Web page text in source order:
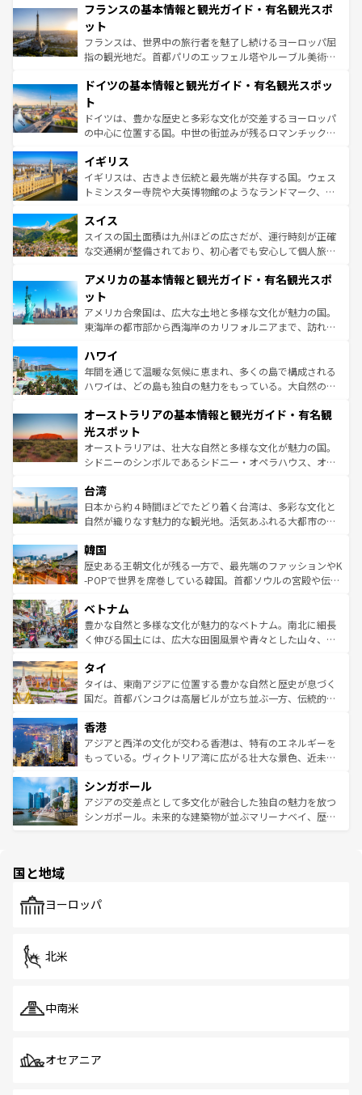
ませてくれるイタリアで、忘れられない旅をしてみよう！
なお、新着のイタリア情報は
しい。
文化が根付くこの国では、情熱的なフラメンコ、熱気あふ
れる闘牛、そして美味しいタパスが生活の一部となってい
る。首都マドリードの洗練された雰囲気や、バルセロナの
アートに溢れた街角から、地方では古代ローマ遺跡や中世
せる。地方によって風土や気候が異なるスペインはその個
ンテンツ一覧 を参照してほしい。
フランスの基本情報と観光ガイド・有名観光スポ
ット
フランスは、世界中の旅行者を魅了し続けるヨーロッパ屈
指の観光地だ。首都パリのエッフェル塔やルーブル美術館
で、幅広い魅力が詰まっている。華麗な宮殿、歴史的な大
聖堂、美しいビーチ、そして豊かな自然が、訪れる者を心
から魅了する。また、フランスは美食の国としても知ら
れ、フランス料理はユネスコ無形文化遺産にも登録されて
香り高いラベンダー畑など、多彩な楽しみ方が可能だ。さ
らに、パリ以外の地域にも魅力が溢れており、どの街角に
も豊かな歴史と文化が息づいている。パリ以外の個性あふ
を参照してほしい。
ドイツの基本情報と観光ガイド・有名観光スポッ
ト
ドイツは、豊かな歴史と多彩な文化が交差するヨーロッパ
の中心に位置する国。中世の街並みが残るロマンチック街
顔を持つこの国は、どこを歩いても飽きることがない。ベ
ルリンの文化的活気、バイエルン州のアルプスの絶景、そ
してライン川沿いのワイン畑といった風景は必見。ビール
は、お酒好きな人にはぜひ体験してほしい。 なお、新着の
ドイツ情報はコンテンツ一覧を参照してほしい。
イギリス
イギリスは、古きよき伝統と最先端が共存する国。ウェス
トミンスター寺院や大英博物館のようなランドマーク、歴
リアごとに異なる魅力がある。また、優雅なアフタヌーン
ティー、ビール好きにはたまらない英国パブ、サッカー観
戦など、本場だからこそできる体験も豊富。イギリスを旅
ンツ一覧を参照してほしい。
スイス
スイスの国土面積は九州ほどの広さだが、運行時刻が正確
な交通網が整備されており、初心者でも安心して個人旅行
の建物がそのまま残る町や、スイスならではのユニークな
博物館もあり、アルプス観光だけでなく町歩きも満喫する
ことができる。国民の所得が高いため物価も高いが、旅行
者向けの交通パス提供のサービスもあり、うまく活用すれ
着のスイス情報は
アメリカの基本情報と観光ガイド・有名観光スポ
ット
アメリカ合衆国は、広大な土地と多様な文化が魅力の国。
東海岸の都市部から西海岸のカリフォルニアまで、訪れる
のような巨大都市は、観光、ショッピング、エンターテイ
ンメントが詰まった刺激的なスポットだ。一方、アメリカ
西部には大自然が広がり、グランドキャニオンやイエロー
部のニューオーリンズでは、音楽と美食が融合した独特の
文化が魅力。旅行者はアメリカの各地域で異なる魅力を楽
しみながら、その多様性と豊かな歴史を感じることができ
るだろう。車でのロードトリップや列車の旅も、アメリカ
情報は
ハワイ
年間を通じて温暖な気候に恵まれ、多くの島で構成される
ハワイは、どの島も独自の魅力をもっている。大自然の神
ワイ島は見逃せない。また、定番の観光地といえばオアフ
島だが、静かな自然を求めるならマウイ島やカウアイ島が
おすすめ。エメラルドグリーンに輝く海をはじめ、豊かな
文化や歴史が息づいている。「アロハスピリット」と呼ば
人々、おいしいローカルフードやハワイアンミュージッ
ク、伝統的なフラダンスなど、すべてがハワイの魅力を彩
っている。訪れるたびに新しい発見と感動が待っているハ
はコンテンツ一覧
オーストラリアの基本情報と観光ガイド・有名観
光スポット
オーストラリアは、壮大な自然と多様な文化が魅力の国。
シドニーのシンボルであるシドニー・オペラハウス、オー
リアリーフや大陸中央部にそびえるウルル（エアーズロッ
ク）、タスマニアの美しい原生林やケアンズの熱帯雨林な
ど、見どころがたくさん。また、カフェやワイン、オージ
いる。アクティビティも充実しており、サーフィンやダイ
ビング、ハイキングなど、アウトドア好きにはたまらな
い。オーストラリアの多彩な魅力を存分に味わいつくそ
参照してほしい。
台湾
日本から約４時間ほどでたどり着く台湾は、多彩な文化と
自然が織りなす魅力的な観光地。活気あふれる大都市の台
ン）、静ひつな山岳地帯である台湾東部など、都市の喧騒
と山間の静けさが共存しており、訪れる人に新しい発見と
驚きをもたらしてくれる。また、奥深い台湾の食文化も魅
容にもいいと評判のスイーツなど、バラエティ豊かな料理
が味わえる。 なお、新着の台湾情報は コンテンツ一覧を参
照してほしい。
韓国
歴史ある王朝文化が残る一方で、最先端のファッションやK
-POPで世界を席巻している韓国。首都ソウルの宮殿や伝統
き、地方に足を延ばせば四季折々の自然美を楽しむことが
できる。そして、キムチや焼肉、絶品のストリートフード
まで、さまざまな韓国料理が待っている。夜には、韓国な
リティに包まれながら、韓国の多彩な魅力を心ゆくまで味
わってみてほしい。 なお、新着の韓国情報はコンテンツ一
覧を参照してほしい。
ベトナム
豊かな自然と多様な文化が魅力的なベトナム。南北に細長
く伸びる国土には、広大な田園風景や青々とした山々、世
急速な発展と共に伝統が息づく。ハノイの古い町並みやホ
ーチミン市のフランス統治時代の建物も、独特の雰囲気を
醸し出している。また、バラエティの豊かさとおいしさで
とつ。フォーやバインミー、ベトナムコーヒーなどは、ぜ
ひ現地で味わいたい。どの地域を訪れてもあたたかい人々
が旅行者を迎えてくれるので、きっと忘れられない旅にな
参照してほしい。
タイ
タイは、東南アジアに位置する豊かな自然と歴史が息づく
国だ。首都バンコクは高層ビルが立ち並ぶ一方、伝統的な
の活気が交差している。北部ではチェンマイなどの山岳地
帯で自然と触れ合い、南部ではプーケットやクラビの美し
いビーチでリゾート気分を楽しむことができる。タイ料理
激する。気候は一年中温暖で、どの季節にも異なる楽しみ
が待っている。親しみやすいタイの人々、仏教を中心とし
た文化、そして多様な観光資源が、訪れる旅人を魅了し続
香港
アジアと西洋の文化が交わる香港は、特有のエネルギーを
もっている。ヴィクトリア湾に広がる壮大な景色、近未来
み、どこを訪れても感動するはず。観光スポットが密集し
ており、効率よく見どころを回れるのも魅力。息をのむよ
うな絶景から文化的な体験まで、香港を存分に楽しみ尽く
シンガポール
アジアの交差点として多文化が融合した独自の魅力を放つ
シンガポール。未来的な建築物が並ぶマリーナベイ、歴史
で、ホーカーズは地元の風情を楽しめる外せないスポット
国と地域
ヨーロッパ
北米
中南米
オセアニア